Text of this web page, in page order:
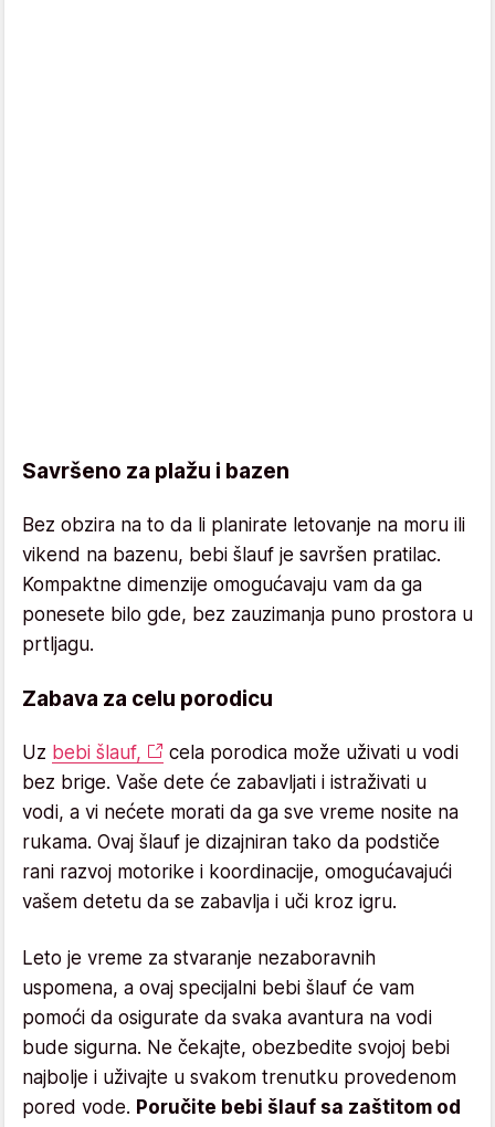
Savršeno za plažu i bazen
Bez obzira na to da li planirate letovanje na moru ili
vikend na bazenu, bebi šlauf je savršen pratilac.
Kompaktne dimenzije omogućavaju vam da ga
ponesete bilo gde, bez zauzimanja puno prostora u
prtljagu.
Zabava za celu porodicu
Uz bebi šlauf,
cela porodica može uživati u vodi
bez brige. Vaše dete će zabavljati i istraživati u
vodi, a vi nećete morati da ga sve vreme nosite na
rukama. Ovaj šlauf je dizajniran tako da podstiče
rani razvoj motorike i koordinacije, omogućavajući
vašem detetu da se zabavlja i uči kroz igru.
Leto je vreme za stvaranje nezaboravnih
uspomena, a ovaj specijalni bebi šlauf će vam
pomoći da osigurate da svaka avantura na vodi
bude sigurna. Ne čekajte, obezbedite svojoj bebi
najbolje i uživajte u svakom trenutku provedenom
pored vode. Poručite bebi šlauf sa zaštitom od